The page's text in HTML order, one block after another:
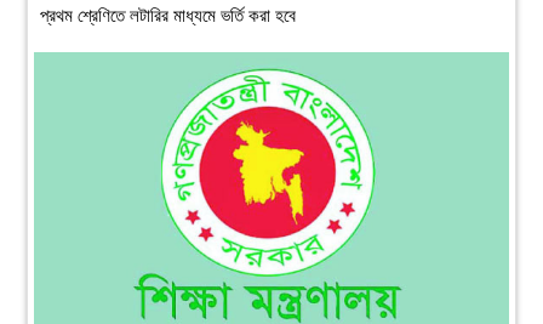
প্রথম শ্রেণিতে লটারির মাধ্যমে ভর্তি করা হবে